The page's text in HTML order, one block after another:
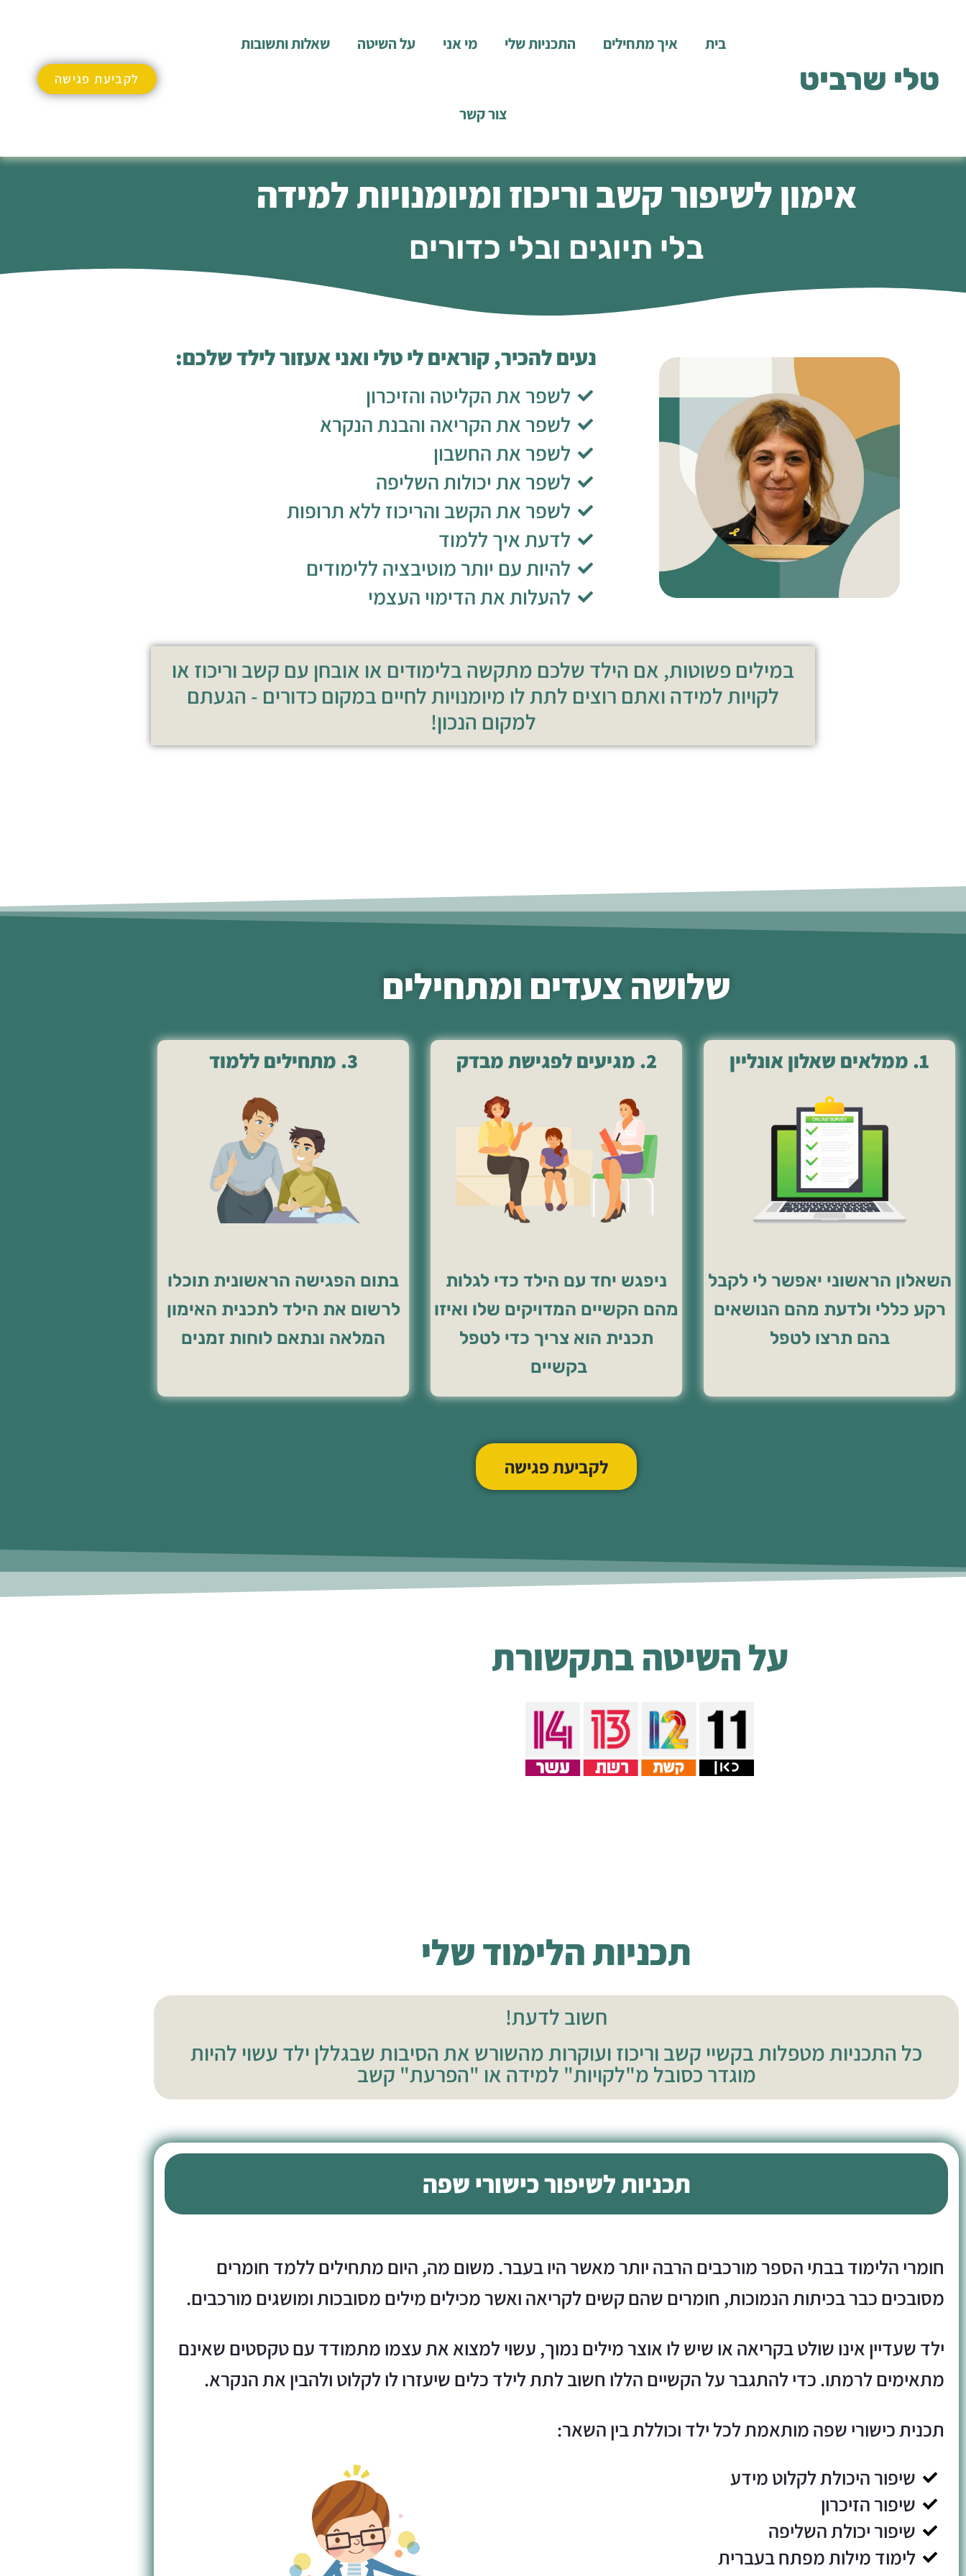
טלי שרביט
בית איך מתחילים התכניות שלי מי אני על השיטה שאלות ותשובות
צור קשר
לקביעת פגישה
אימון לשיפור קשב וריכוז ומיומנויות למידה
בלי תיוגים ובלי כדורים
נעים להכיר, קוראים לי טלי ואני אעזור לילד שלכם:
לשפר את הקליטה והזיכרון
לשפר את הקריאה והבנת הנקרא
לשפר את החשבון
לשפר את יכולות השליפה
לשפר את הקשב והריכוז ללא תרופות
לדעת איך ללמוד
להיות עם יותר מוטיבציה ללימודים
להעלות את הדימוי העצמי
במילים פשוטות, אם הילד שלכם מתקשה בלימודים או אובחן עם קשב וריכוז או
לקויות למידה ואתם רוצים לתת לו מיומנויות לחיים במקום כדורים - הגעתם
למקום הנכון!
שלושה צעדים ומתחילים
1. ממלאים שאלון אונליין
השאלון הראשוני יאפשר לי לקבל
רקע כללי ולדעת מהם הנושאים
בהם תרצו לטפל
2. מגיעים לפגישת מבדק
ניפגש יחד עם הילד כדי לגלות
מהם הקשיים המדויקים שלו ואיזו
תכנית הוא צריך כדי לטפל
בקשיים
3. מתחילים ללמוד
בתום הפגישה הראשונית תוכלו
לרשום את הילד לתכנית האימון
המלאה ונתאם לוחות זמנים
לקביעת פגישה
על השיטה בתקשורת
תכניות הלימוד שלי
חשוב לדעת!
כל התכניות מטפלות בקשיי קשב וריכוז ועוקרות מהשורש את הסיבות שבגללן ילד עשוי להיות
מוגדר כסובל מ"לקויות" למידה או "הפרעת" קשב
תכניות לשיפור כישורי שפה
חומרי הלימוד בבתי הספר מורכבים הרבה יותר מאשר היו בעבר. משום מה, היום מתחילים ללמד חומרים
מסובכים כבר בכיתות הנמוכות, חומרים שהם קשים לקריאה ואשר מכילים מילים מסובכות ומושגים מורכבים.
ילד שעדיין אינו שולט בקריאה או שיש לו אוצר מילים נמוך, עשוי למצוא את עצמו מתמודד עם טקסטים שאינם
מתאימים לרמתו. כדי להתגבר על הקשיים הללו חשוב לתת לילד כלים שיעזרו לו לקלוט ולהבין את הנקרא.
תכנית כישורי שפה מותאמת לכל ילד וכוללת בין השאר:
שיפור היכולת לקלוט מידע
שיפור הזיכרון
שיפור יכולת השליפה
לימוד מילות מפתח בעברית